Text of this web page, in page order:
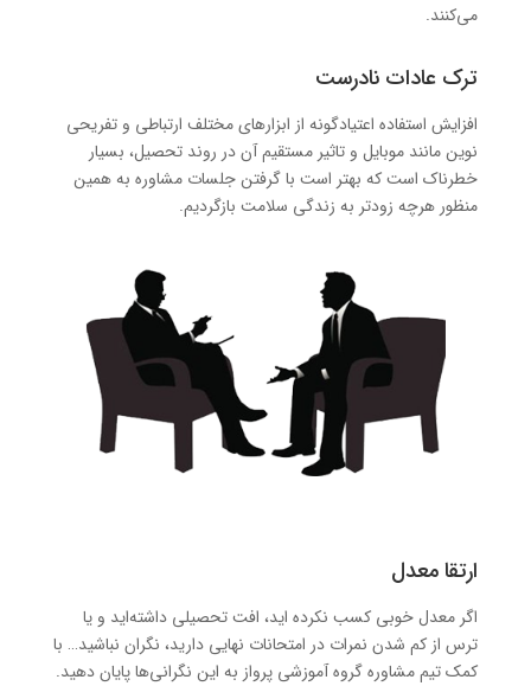
می‌کنند.
ترک عادات نادرست
افزایش استفاده اعتیادگونه از ابزارهای مختلف ارتباطی و تفریحی
نوین مانند موبایل و تاثیر مستقیم آن در روند تحصیل، بسیار
خطرناک است که بهتر است با گرفتن جلسات مشاوره به همین
منظور هرچه زودتر به زندگی سلامت بازگردیم.
ارتقا معدل
اگر معدل خوبی کسب نکرده اید، افت تحصیلی داشته‌اید و یا
ترس از کم شدن نمرات در امتحانات نهایی دارید، نگران نباشید… با
کمک تیم مشاوره گروه آموزشی پرواز به این نگرانی‌ها پایان دهید.